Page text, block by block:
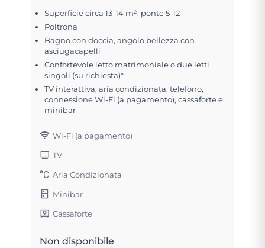
Superficie circa 13-14 m², ponte 5-12
Poltrona
Bagno con doccia, angolo bellezza con
asciugacapelli
Confortevole letto matrimoniale o due letti
singoli (su richiesta)*
TV interattiva, aria condizionata, telefono,
connessione Wi-Fi (a pagamento), cassaforte e
minibar
Wi-Fi (a pagamento)
TV
Aria Condizionata
Minibar
Cassaforte
Non disponibile